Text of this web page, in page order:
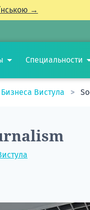
→
Специальности
Вистула